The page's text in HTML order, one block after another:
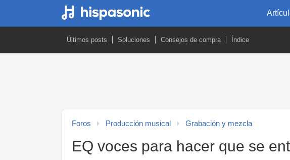
Últimos posts Soluciones Consejos de compra Índice
Foros Producción musical Grabación y mezcla
EQ voces para hacer que se